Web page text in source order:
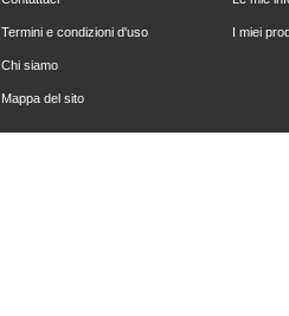
Termini e condizioni d'uso
Chi siamo
Mappa del sito
I miei